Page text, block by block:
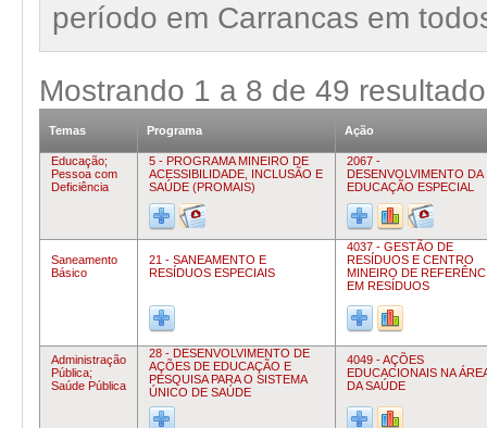
período em Carrancas em
Mostrando 1 a 8 de 49
Temas Programa Ação
Educação;
Pessoa com
Deficiência
5 - PROGRAMA MINEIRO DE
ACESSIBILIDADE, INCLUSÃO E
SAÚDE (PROMAIS)
2067 -
DESENVOLVIMENTO DA
EDUCAÇÃO ESPECIAL
Saneamento
Básico
21 - SANEAMENTO E
RESÍDUOS ESPECIAIS
4037 - GESTÃO DE
RESÍDUOS E CENTRO
MINEIRO DE
EM RESÍDUOS
Administração
Pública;
Saúde Pública
28 - DESENVOLVIMENTO DE
AÇÕES DE EDUCAÇÃO E
PESQUISA PARA O SISTEMA
ÚNICO DE SAÚDE
4049 - AÇÕES
EDUCACIONAIS NA
DA SAÚDE